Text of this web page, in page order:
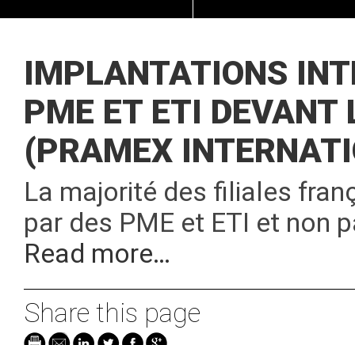
IMPLANTATIONS
PME ET ETI DEVANT
(PRAMEX
La majorité des filiales
par des PME et ETI et non
Read more…
Share this page